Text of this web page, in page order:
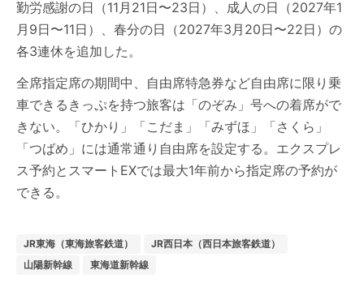
勤労感謝の日（11月21日〜23日）、成人の日（2027年1
月9日〜11日）、春分の日（2027年3月20日〜22日）の
各3連休を追加した。
全席指定席の期間中、自由席特急券など自由席に限り乗
車できるきっぷを持つ旅客は「のぞみ」号への着席がで
きない。「ひかり」「こだま」「みずほ」「さくら」
「つばめ」には通常通り自由席を設定する。エクスプレ
ス予約とスマートEXでは最大1年前から指定席の予約が
できる。
JR東海（東海旅客鉄道）
JR西日本（西日本旅客鉄道）
山陽新幹線
東海道新幹線